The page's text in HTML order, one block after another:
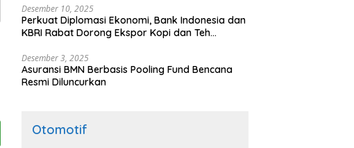
Desember 10, 2025
Perkuat Diplomasi Ekonomi, Bank Indonesia dan
KBRI Rabat Dorong Ekspor Kopi dan Teh
Desember 3, 2025
Asuransi BMN Berbasis Pooling Fund Bencana
Resmi Diluncurkan
Otomotif